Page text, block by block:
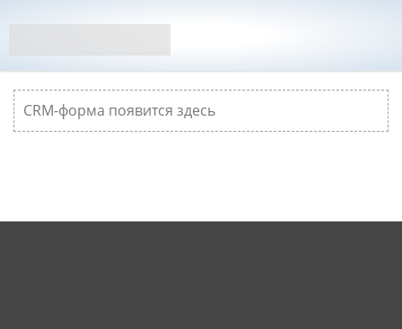
CRM-форма появится здесь